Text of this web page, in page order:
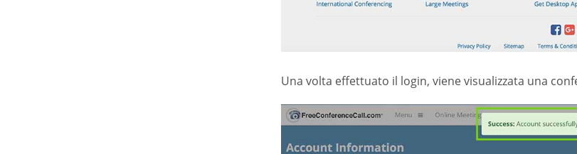
Una volta effettuato il login, viene visualizzata una